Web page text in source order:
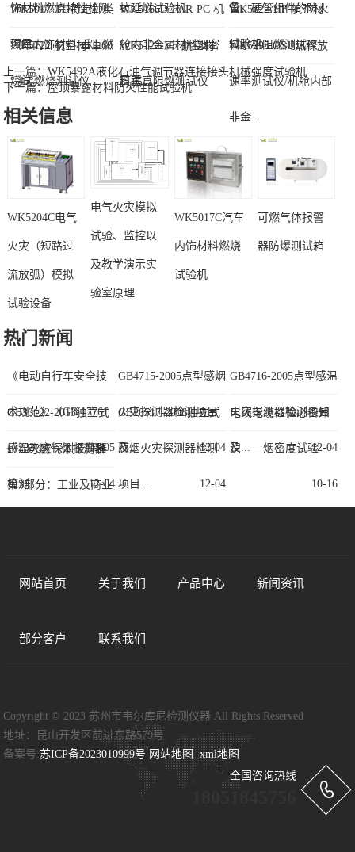
备
饰材料燃烧特性检测
项目...
抗延燃试验机 管、硬管组件的防火
试验机
WK5017-TD特定种类
汽车内饰材料 垂直燃
烧试...
WK5166D-FAR-PC 机
舱内非金属材料烟密
度试...
WK5122-HF 航空材
料水平阻燃测试仪
WK5122 航空材料 60
° 45°燃烧测试仪
WK5122-VF 航空材
料垂直阻燃测试仪
WK5295 OSU热释放
速率测试仪/机舱内部
非金...
上一篇：WK5492A液化石油气调节器连接接头机械强度试验机
下一篇：屋顶暴露材料防火性能试验机
相关信息
WK5204C电气
火灾（短路过
流放弧）模拟
试验设备
电气火灾模拟
试验、监控以
及教学演示实
验室原理
WK5017C汽车
内饰材料燃烧
试验机
可燃气体报警
器防爆测试箱
热门新闻
《电动自行车安全技
术规范》（GB 17761
—202... 03-05
GB4715-2005点型感烟
火灾探测器检测项目
及... 12-04
GB4716-2005点型感温
火灾探测器检测项目
及... 12-04
GB30122-2013独立式
感温火灾探测报警器
检测... 12-04
GB20517-2006独立式
感烟火灾探测器检测
项目... 12-04
电线电缆检验必备知
识——烟密度试验
10-16
B/T 可燃气体探测器
第3部分：工业及商业
网站首页 关于我们 产品中心 新闻资讯
部分客户 联系我们
Copyright © 2023 苏州市韦尔库尼检测仪器 All Rights Reserved
地址：昆山开发区前进东路579号
备案号:苏ICP备2023010999号 网站地图 xml地图
全国咨询热线
18051845756